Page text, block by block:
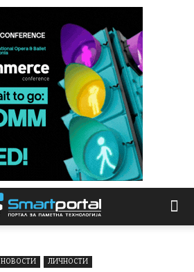
НОВОСТИ ЛИЧНОСТИ